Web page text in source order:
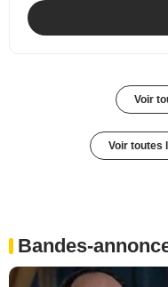
Voir
Voir toutes
Bandes-